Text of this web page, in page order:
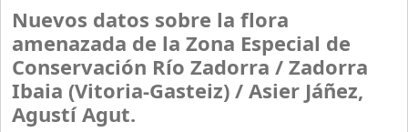
Nuevos datos sobre la flora
amenazada de la Zona Especial de
Conservación Río Zadorra / Zadorra
Ibaia (Vitoria-Gasteiz) /Asier Jáñez,
Agustí Agut.